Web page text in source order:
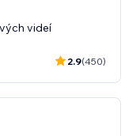
videí
2.9(450)